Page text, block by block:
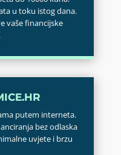
u toku istog dana.
vaše financijske
putem interneta.
bez odlaska
uvjete i brzu